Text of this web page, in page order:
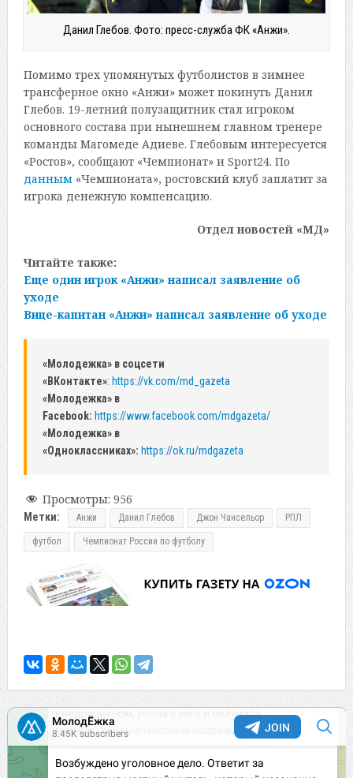
Данил Глебов. Фото: пресс-служба ФК «Анжи».
Помимо трех упомянутых футболистов в зимнее
трансферное окно «Анжи» может покинуть Данил
Глебов. 19-летний полузащитник стал игроком
основного состава при нынешнем главном тренере
команды Магомеде Адиеве. Глебовым интересуется
«Ростов», сообщают «Чемпионат» и Sport24. По
данным«Чемпионата», ростовский клуб заплатит за
игрока денежную компенсацию.
Отдел новостей «МД»
Читайте также:
Еще один игрок «Анжи» написал заявление об
уходе
Вице-капитан «Анжи» написал заявление об уходе
«Молодежка» в соцсети
«ВКонтакте»: https://vk.com/md_gazeta
«Молодежка» в
Facebook: https://www.facebook.com/mdgazeta/
«Молодежка» в
«Одноклассниках»: https://ok.ru/mdgazeta
Просмотры: 956
Метки: Анжи Данил Глебов Джон Чансельор РПЛ
футбол Чемпионат России по футболу